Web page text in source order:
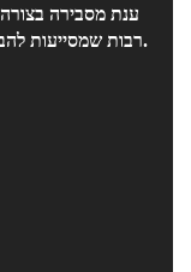
ענת מסבירה
רבות שמסייעות להבנה. האישיות הנעימה והמקסימה שלה הן בונוס.